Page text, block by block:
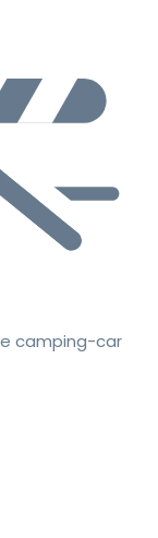
camping-car